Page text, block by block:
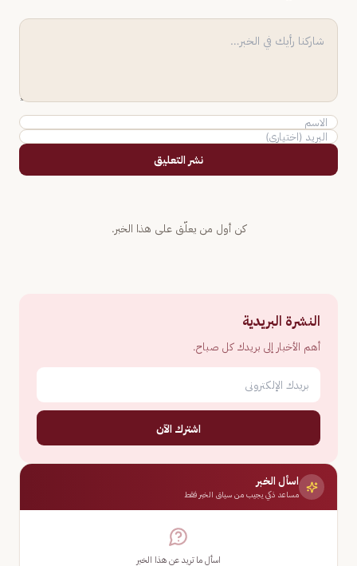
نشر التعليق
كن أول من يعلّق على هذا الخبر.
النشرة البريدية
أهم الأخبار إلى بريدك كل صباح.
اشترك الآن
اسأل الخبر
مساعد ذكي يجيب من سياق الخبر فقط
اسأل ما تريد عن هذا الخبر